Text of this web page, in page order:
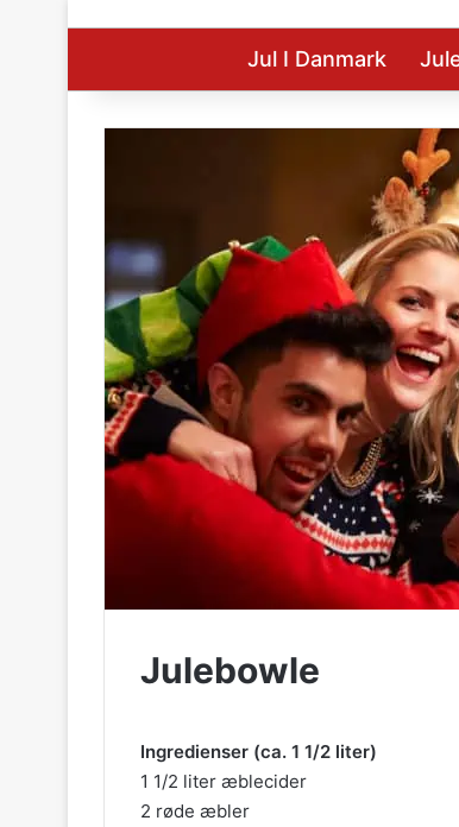
Jul I Danmark
Julebowle
Ingredienser (ca. 1 1/2 liter)
1 1/2 liter æblecider
2 røde æbler